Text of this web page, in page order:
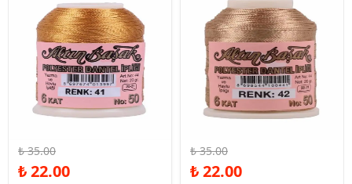
₺ 35.00
₺ 22.00
₺ 35.00
₺ 22.00